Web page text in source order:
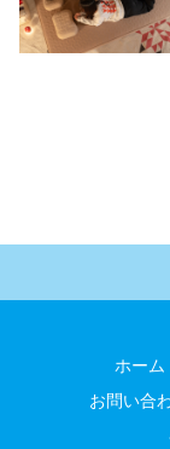
ホーム
お問い合